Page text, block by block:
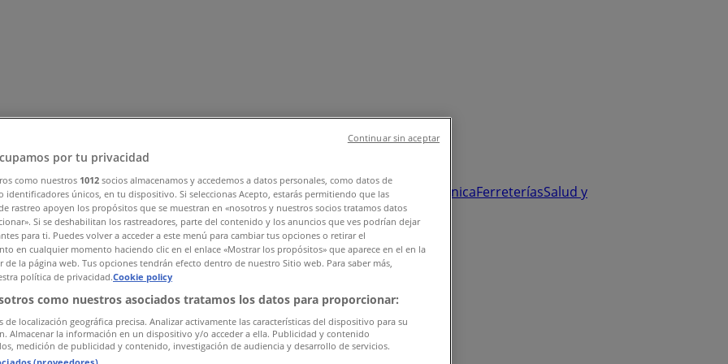
Zapatos y AccesoriosEl Regreso A ClasesHogarFarmacias y Salud ElectrónicaFerreteríasSalud y
y PapeleríasOcioNiñosViajes y EntretenimientoÓpticas
por tu privacidad
como nuestros 1012 socios almacenamos y accedemos a datos personales, como datos de
identificadores únicos, en tu dispositivo. Si seleccionas Acepto, estarás permitiendo que las
rastreo apoyen los propósitos que se muestran en «nosotros y nuestros socios tratamos datos
Si se deshabilitan los rastreadores, parte del contenido y los anuncios que ves podrían dejar
para ti. Puedes volver a acceder a este menú para cambiar tus opciones o retirar el
en cualquier momento haciendo clic en el enlace «Mostrar los propósitos» que aparece en el en la
de la página web. Tus opciones tendrán efecto dentro de nuestro Sitio web. Para saber más,
política de privacidad.Cookie policy
como nuestros asociados tratamos los datos para proporcionar:
de localización geográfica precisa. Analizar activamente las características del dispositivo para su
Almacenar la información en un dispositivo y/o acceder a ella. Publicidad y contenido
medición de publicidad y contenido, investigación de audiencia y desarrollo de servicios.
(proveedores)
Continuar sin aceptar